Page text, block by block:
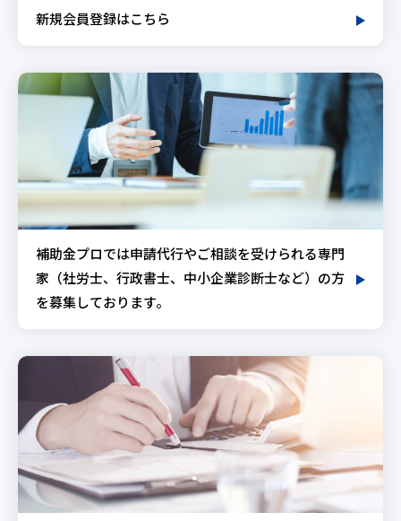
新規会員登録はこちら
補助金プロでは申請代行やご相談を受けられる専門
家（社労士、行政書士、中小企業診断士など）の方
を募集しております。